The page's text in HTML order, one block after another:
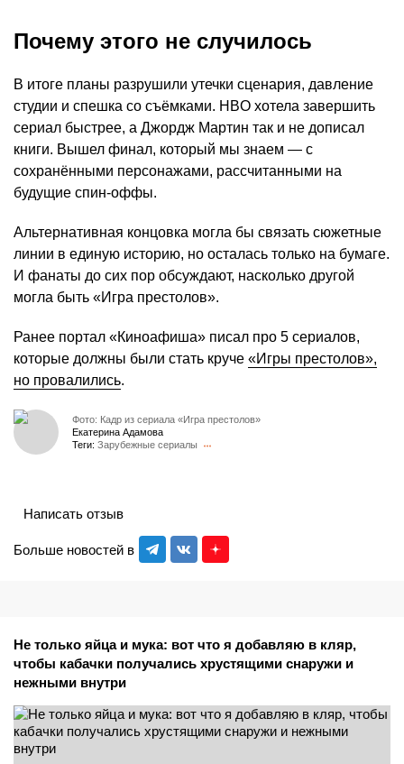
Почему этого не случилось
В итоге планы разрушили утечки сценария, давление
студии и спешка со съёмками. HBO хотела завершить
сериал быстрее, а Джордж Мартин так и не дописал
книги. Вышел финал, который мы знаем — с
сохранёнными персонажами, рассчитанными на
будущие спин-оффы.
Альтернативная концовка могла бы связать сюжетные
линии в единую историю, но осталась только на бумаге.
И фанаты до сих пор обсуждают, насколько другой
могла быть «Игра престолов».
Ранее портал «Киноафиша» писал про 5 сериалов,
которые должны были стать круче «Игры престолов»,
но провалились.
Фото: Кадр из сериала «Игра престолов»
Екатерина Адамова
Теги: Зарубежные сериалы
Больше новостей в
Написать отзыв
Не только яйца и мука: вот что я добавляю в кляр,
чтобы кабачки получались хрустящими снаружи и
нежными внутри